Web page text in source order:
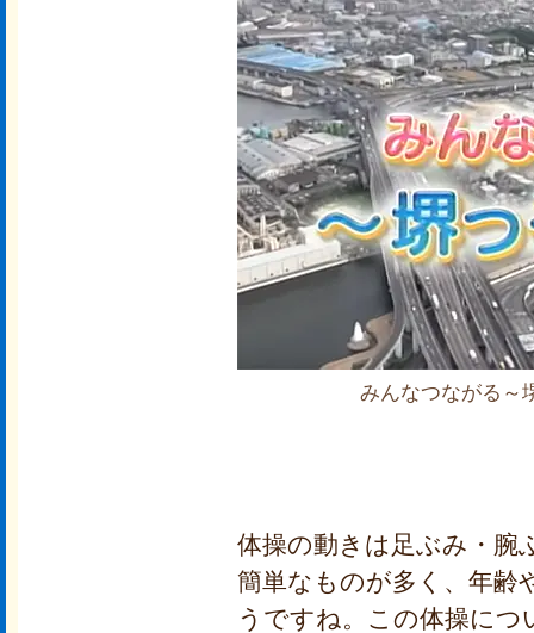
みんなつながる～
体操の動きは足ぶみ・腕
簡単なものが多く、年齢
うですね。この体操につ